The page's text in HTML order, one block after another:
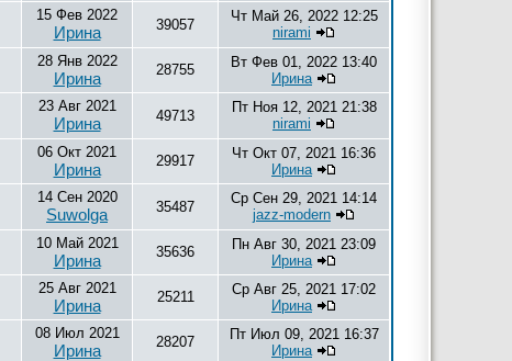
15 Фев 2022
Ирина 39057
Чт Май 26, 2022 12:25
nirami
28 Янв 2022
Ирина 28755
Вт Фев 01, 2022 13:40
Ирина
23 Авг 2021
Ирина 49713
Пт Ноя 12, 2021 21:38
nirami
06 Окт 2021
Ирина 29917
Чт Окт 07, 2021 16:36
Ирина
14 Сен 2020
Suwolga 35487
Ср Сен 29, 2021 14:14
jazz-modern
10 Май 2021
Ирина 35636
Пн Авг 30, 2021 23:09
Ирина
25 Авг 2021
Ирина 25211
Ср Авг 25, 2021 17:02
Ирина
08 Июл 2021
Ирина 28207
Пт Июл 09, 2021 16:37
Ирина